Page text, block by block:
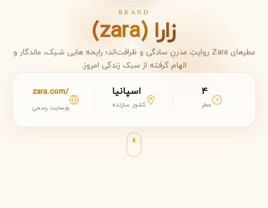
BRAND
زارا (zara)
عطرهای Zara روایتِ مدرنِ سادگی و ظرافت‌اند؛ رایحه هایی شیک، ماندگار و
الهام گرفته از سبک زندگی امروز.
4
عطر
اسپانیا
کشور سازنده
zara.com/
وبسایت رسمی